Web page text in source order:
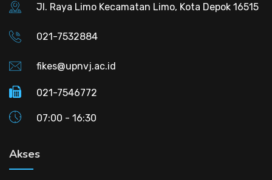
Jl. Raya Limo Kecamatan Limo, Kota Depok 16515
021-7532884
fikes@upnvj.ac.id
021-7546772
07:00 - 16:30
Akses